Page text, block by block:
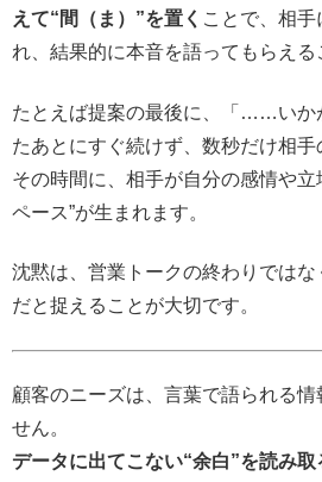
えて“間（ま）”を置く ことで、相手
れ、結果的に本音を語ってもらえる
たとえば提案の最後に、「……いか
たあとにすぐ続けず、数秒だけ相手
その時間に、相手が自分の感情や立
ペース”が生まれます。
沈黙は、営業トークの終わりではな
だと捉えることが大切です。
顧客のニーズは、言葉で語られる情
せん。
データに出てこない“余白”を読み取